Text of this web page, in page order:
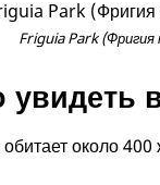
Friguia Park (Фригия
около